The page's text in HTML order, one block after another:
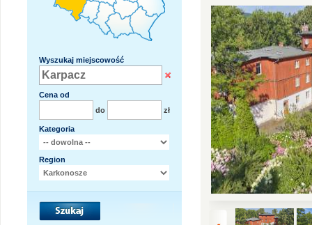
Wyszukaj miejscowość
Cena od
do
zł
Kategoria
Region